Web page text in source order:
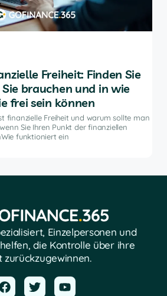
Freiheit: Finden Sie
brauchen und in wie
frei sein können
finanzielle Freiheit und warum sollte man
Sie Ihren Punkt der finanziellen
funktioniert ein
Einzelpersonen und
die Kontrolle über ihre